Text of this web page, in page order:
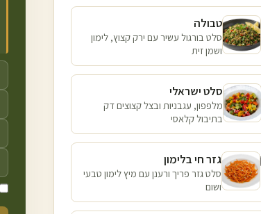
טבולה
סלט בורגול עשיר עם ירק קצוץ, לימון
ושמן זית
סלט ישראלי
מלפפון, עגבניות ובצל קצוצים דק
בתיבול קלאסי
גזר חי בלימון
סלט גזר פריך ורענן עם מיץ לימון טבעי
ושום